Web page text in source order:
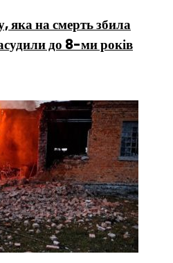
яка на смерть збила
до 8-ми років